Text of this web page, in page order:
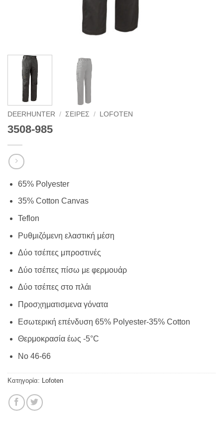
DEERHUNTER / ΣΕΙΡΈΣ / LOFOTEN
3508-985
65% Polyester
35% Cotton Canvas
Teflon
Ρυθμιζόμενη ελαστική μέση
Δύο τσέπες μπροστινές
Δύο τσέπες πίσω με φερμουάρ
Δύο τσέπες στο πλάι
Προσχηματισμενα γόνατα
Εσωτερική επένδυση 65% Polyester-35% Cotton
Θερμοκρασία έως -5°C
No 46-66
Κατηγορία: Lofoten